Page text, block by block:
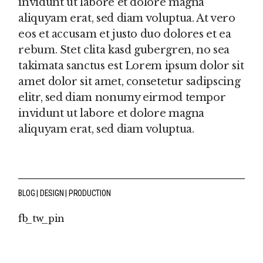
aliquyam erat, sed diam voluptua. At vero
eos et accusam et justo duo dolores et ea
rebum. Stet clita kasd gubergren, no sea
takimata sanctus est Lorem ipsum dolor sit
amet dolor sit amet, consetetur sadipscing
elitr, sed diam nonumy eirmod tempor
invidunt ut labore et dolore magna
aliquyam erat, sed diam voluptua.
BLOG DESIGN PRODUCTION
fb tw pin